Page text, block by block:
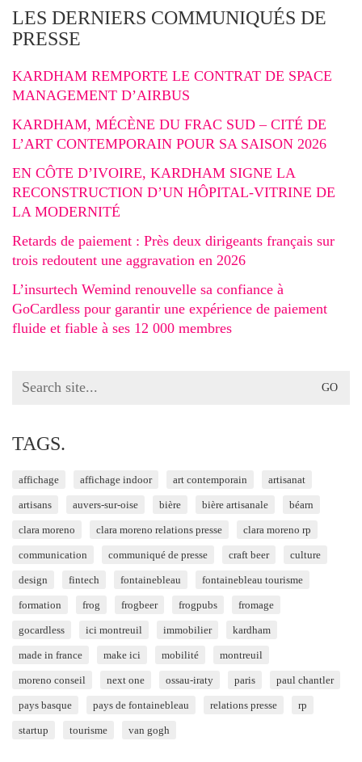
LES DERNIERS COMMUNIQUÉS DE
PRESSE
KARDHAM REMPORTE LE CONTRAT DE SPACE
MANAGEMENT D’AIRBUS
KARDHAM, MÉCÈNE DU FRAC SUD – CITÉ DE
L’ART CONTEMPORAIN POUR SA SAISON 2026
EN CÔTE D’IVOIRE, KARDHAM SIGNE LA
RECONSTRUCTION D’UN HÔPITAL-VITRINE DE
LA MODERNITÉ
Retards de paiement : Près deux dirigeants français sur
trois redoutent une aggravation en 2026
L’insurtech Wemind renouvelle sa confiance à
GoCardless pour garantir une expérience de paiement
fluide et fiable à ses 12 000 membres
Search
TAGS.
affichage affichage indoor art contemporain artisanat
artisans auvers-sur-oise bière bière artisanale béarn
clara moreno clara moreno relations presse clara moreno rp
communication communiqué de presse craft beer culture
design fintech fontainebleau fontainebleau tourisme
formation frog frogbeer frogpubs fromage
gocardless ici montreuil immobilier kardham
made in france make ici mobilité montreuil
moreno conseil next one ossau-iraty paris paul chantler
pays basque pays de fontainebleau relations presse rp
startup tourisme van gogh